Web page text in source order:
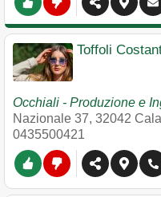
Toffoli
Occhiali - Produzione e
Nazionale 37, 32042
0435500421